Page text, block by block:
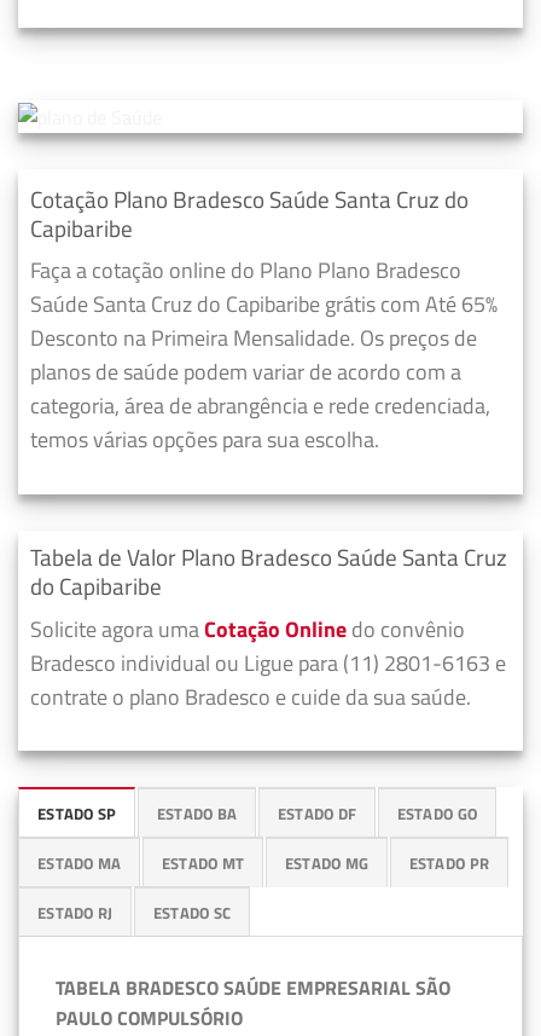
Cotação Plano Bradesco Saúde Santa Cruz do
Capibaribe
Faça a cotação online do Plano Plano Bradesco
Saúde Santa Cruz do Capibaribe grátis com Até 65%
Desconto na Primeira Mensalidade. Os preços de
planos de saúde podem variar de acordo com a
categoria, área de abrangência e rede credenciada,
temos várias opções para sua escolha.
Tabela de Valor Plano Bradesco Saúde Santa Cruz
do Capibaribe
Solicite agora umaCotação Onlinedo convênio
Bradesco individual ou Ligue para (11) 2801-6163 e
contrate o plano Bradesco e cuide da sua saúde.
ESTADO SP ESTADO BA ESTADO DF ESTADO GO
ESTADO MA ESTADO MT ESTADO MG ESTADO PR
ESTADO RJ ESTADO SC
TABELA BRADESCO SAÚDE EMPRESARIAL SÃO
PAULO COMPULSÓRIO